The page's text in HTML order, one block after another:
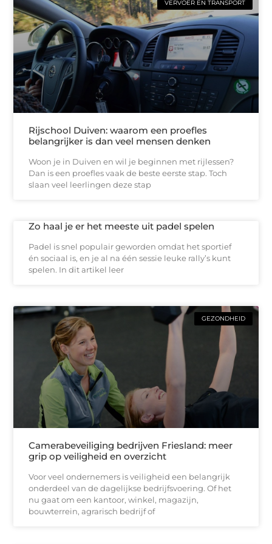
VERVOER EN TRANSPORT
Rijschool Duiven: waarom een proefles
belangrijker is dan veel mensen denken
Woon je in Duiven en wil je beginnen met rijlessen?
Dan is een proefles vaak de beste eerste stap. Toch
slaan veel leerlingen deze stap
Zo haal je er het meeste uit padel spelen
Padel is snel populair geworden omdat het sportief
én sociaal is, en je al na één sessie leuke rally’s kunt
spelen. In dit artikel leer
GEZONDHEID
Camerabeveiliging bedrijven Friesland: meer
grip op veiligheid en overzicht
Voor veel ondernemers is veiligheid een belangrijk
onderdeel van de dagelijkse bedrijfsvoering. Of het
nu gaat om een kantoor, winkel, magazijn,
bouwterrein, agrarisch bedrijf of